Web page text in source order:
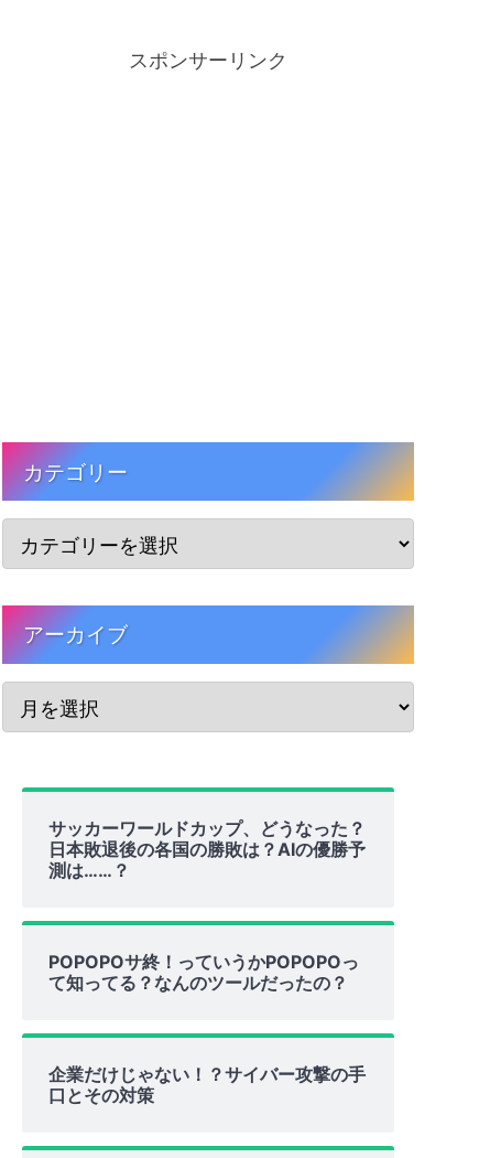
スポンサーリンク
カテゴリー
アーカイブ
サッカーワールドカップ、どうなった？
日本敗退後の各国の勝敗は？AIの優勝予
測は……？
POPOPOサ終！っていうかPOPOPOっ
て知ってる？なんのツールだったの？
企業だけじゃない！？サイバー攻撃の手
口とその対策